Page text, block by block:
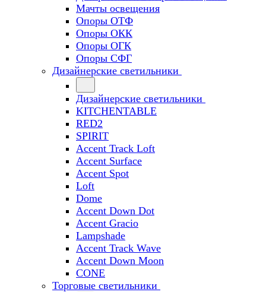
Мачты освещения
Опоры ОТФ
Опоры ОКК
Опоры ОГК
Опоры СФГ
Дизайнерские светильники
Дизайнерские светильники
KITCHENTABLE
RED2
SPIRIT
Accent Track Loft
Accent Surface
Accent Spot
Loft
Dome
Accent Down Dot
Accent Gracio
Lampshade
Accent Track Wave
Accent Down Moon
CONE
Торговые светильники